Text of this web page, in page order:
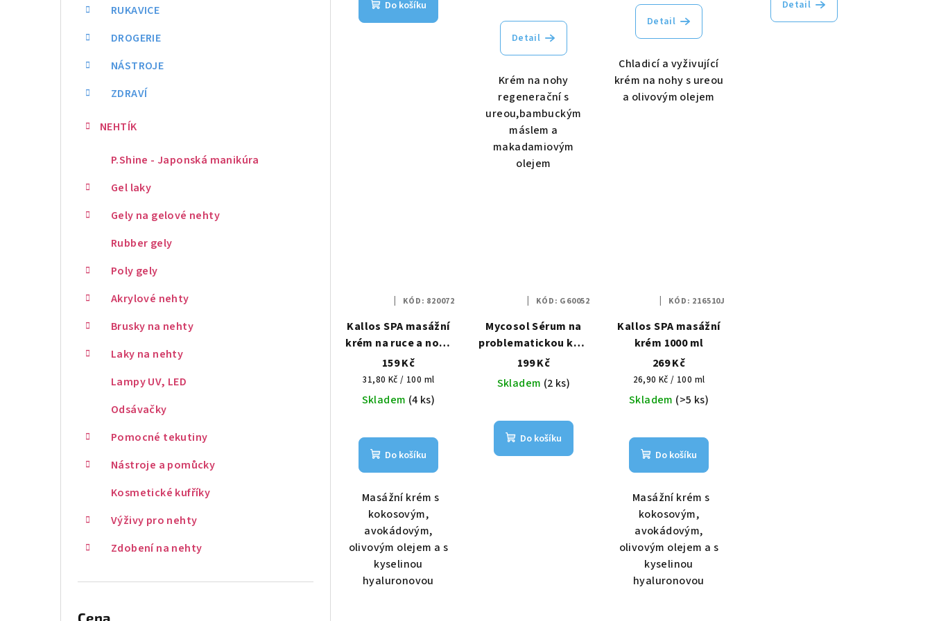
RUKAVICE
DROGERIE
NÁSTROJE
ZDRAVÍ
NEHTÍK
P.Shine - Japonská manikúra
Gel laky
Gely na gelové nehty
Rubber gely
Poly gely
Akrylové nehty
Brusky na nehty
Laky na nehty
Lampy UV, LED
Odsávačky
Pomocné tekutiny
Nástroje a pomůcky
Kosmetické kufříky
Výživy pro nehty
Zdobení na nehty
Cena
Do košíku
Detail
Krém na nohy
regenerační s
ureou,bambuckým
máslem a
makadamiovým
olejem
Detail
Chladicí a vyživující
krém na nohy s ureou
a olivovým olejem
Detail
Kallos SPA masážní
krém na ruce a nohy
500 ml
159 Kč
Měrná
cena:
31,80 Kč / 100 ml
Skladem (4 ks)
Do košíku
Masážní krém s
kokosovým,
avokádovým,
olivovým olejem a s
kyselinou
hyaluronovou
KÓD: 820072
Mycosol Sérum na
problematickou kůži
nohou 8ml
199 Kč
Skladem (2 ks)
Do košíku
KÓD: G60052
Kallos SPA masážní
krém 1000 ml
269 Kč
Měrná
cena:
26,90 Kč / 100 ml
Skladem (>5 ks)
Do košíku
Masážní krém s
kokosovým,
avokádovým,
olivovým olejem a s
kyselinou
hyaluronovou
KÓD: 216510J